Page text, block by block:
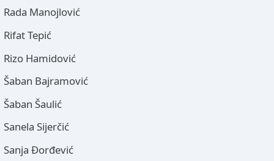
Rada Manojlović
Rifat Tepić
Rizo Hamidović
Šaban Bajramović
Šaban Šaulić
Sanela Sijerčić
Sanja Đorđević